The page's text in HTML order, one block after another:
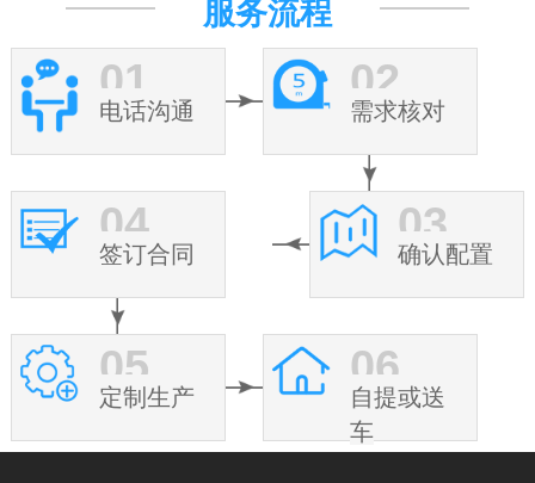
服务流程
01
电话沟通
02
需求核对
03
确认配置
04
签订合同
05
定制生产
06
自提或送
车